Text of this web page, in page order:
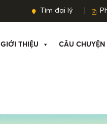
Tìm đại lý
GIỚI THIỆU CÂU